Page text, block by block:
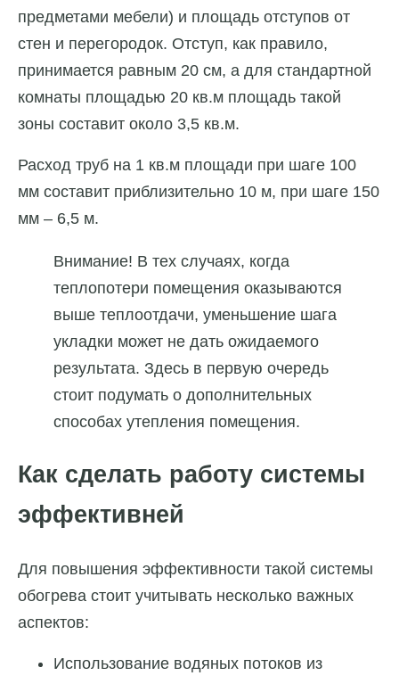
предметами мебели) и площадь отступов от
стен и перегородок. Отступ, как правило,
принимается равным 20 см, а для стандартной
комнаты площадью 20 кв.м площадь такой
зоны составит около 3,5 кв.м.
Расход труб на 1 кв.м площади при шаге 100
мм составит приблизительно 10 м, при шаге 150
мм – 6,5 м.
Внимание! В тех случаях, когда
теплопотери помещения оказываются
выше теплоотдачи, уменьшение шага
укладки может не дать ожидаемого
результата. Здесь в первую очередь
стоит подумать о дополнительных
способах утепления помещения.
Как сделать работу системы
эффективней
Для повышения эффективности такой системы
обогрева стоит учитывать несколько важных
аспектов:
Использование водяных потоков из